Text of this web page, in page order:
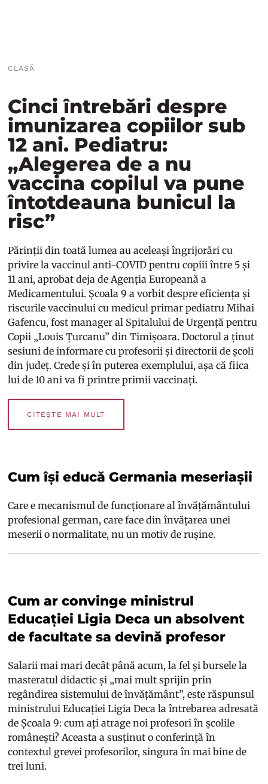
CLASĂ
Cinci întrebări despre
imunizarea copiilor sub
12 ani. Pediatru:
„Alegerea de a nu
vaccina copilul va pune
întotdeauna bunicul la
risc”
Părinții din toată lumea au aceleași îngrijorări cu
privire la vaccinul anti-COVID pentru copiii între 5 și
11 ani, aprobat deja de Agenția Europeană a
Medicamentului. Școala 9 a vorbit despre eficiența și
riscurile vaccinului cu medicul primar pediatru Mihai
Gafencu, fost manager al Spitalului de Urgență pentru
Copii „Louis Țurcanu” din Timișoara. Doctorul a ținut
sesiuni de informare cu profesorii și directorii de școli
din județ. Crede și în puterea exemplului, așa că fiica
lui de 10 ani va fi printre primii vaccinați.
CITEȘTE MAI MULT
Cum își educă Germania meseriașii
Care e mecanismul de funcționare al învățământului
profesional german, care face din învățarea unei
meserii o normalitate, nu un motiv de rușine.
Cum ar convinge ministrul
Educației Ligia Deca un absolvent
de facultate sa devină profesor
Salarii mai mari decât până acum, la fel și bursele la
masteratul didactic și „mai mult sprijin prin
regândirea sistemului de învățământ”, este răspunsul
ministrului Educației Ligia Deca la întrebarea adresată
de Școala 9: cum ați atrage noi profesori în școlile
românești? Aceasta a susținut o conferință în
contextul grevei profesorilor, singura în mai bine de
trei luni.